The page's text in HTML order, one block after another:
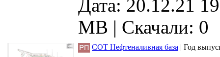
Дата: 20.12.21
MB | Скачали: 0
СОТ Нефтеналивная база | Год